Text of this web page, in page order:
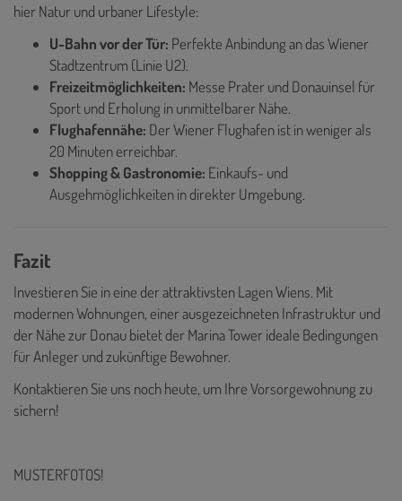
hier Natur und urbaner Lifestyle:
U-Bahn vor der Tür: Perfekte Anbindung an das Wiener
Stadtzentrum (Linie U2).
Freizeitmöglichkeiten: Messe Prater und Donauinsel für
Sport und Erholung in unmittelbarer Nähe.
Flughafennähe: Der Wiener Flughafen ist in weniger als
20 Minuten erreichbar.
Shopping & Gastronomie: Einkaufs- und
Ausgehmöglichkeiten in direkter Umgebung.
Fazit
Investieren Sie in eine der attraktivsten Lagen Wiens. Mit
modernen Wohnungen, einer ausgezeichneten Infrastruktur und
der Nähe zur Donau bietet der Marina Tower ideale Bedingungen
für Anleger und zukünftige Bewohner.
Kontaktieren Sie uns noch heute, um Ihre Vorsorgewohnung zu
sichern!
MUSTERFOTOS!